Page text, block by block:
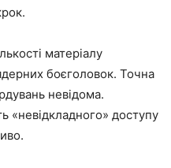
матеріалу
боєголовок. Точна
невідома.
«невідкладного» доступу